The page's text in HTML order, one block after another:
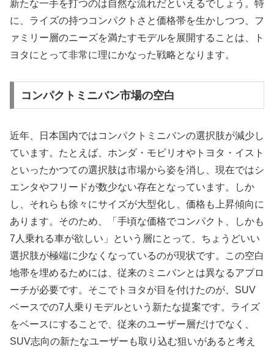
新たな一手を打つのは自然な流れだといえるでしょう。特
に、ライズの持つコンパクトさと価格帯を生かしつつ、フ
ァミリー層のニーズを満たすモデルを展開することは、ト
ヨタにとって非常に理にかなった戦略となります。
コンパクトミニバン市場の空白
近年、日本国内ではコンパクトミニバンの選択肢が減少し
ています。たとえば、ホンダ・モビリオやトヨタ・イスト
といったかつての選択肢は市場から姿を消し、現在ではシ
エンタやフリードが数少ない存在となっています。しか
し、それらも徐々にサイズが大型化し、価格も上昇傾向に
あります。そのため、「手頃な価格でコンパクト、しかも
7人乗れる車が欲しい」という層にとって、ちょうどいい
選択肢が極端に少なくなっているのが現状です。この空白
地帯を埋めるためには、従来のミニバンとは異なるアプロ
ーチが必要です。そこでトヨタが目を付けたのが、SUV
ベースでの7人乗りモデルという新たな提案です。ライズ
をベースにすることで、従来のユーザー層だけでなく、
SUV志向の新たなユーザーも取り込む狙いがあると考え